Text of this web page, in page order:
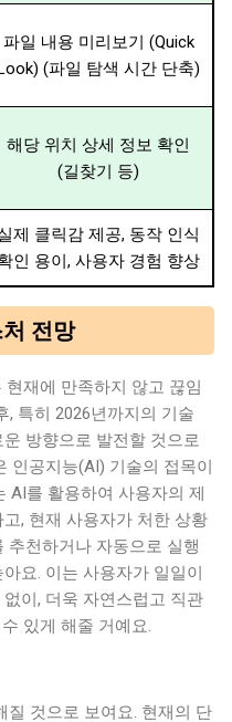
파일 내용 미리보기 (Quick
Look) (파일 탐색 시간 단축)
해당 위치 상세 정보 확인
(길찾기 등)
제 클릭감 제공, 동작 인식
인 용이, 사용자 경험 향상
전망
재에 만족하지 않고 끊임
, 특히 2026년까지의 기술
방향으로 발전할 것으로
인공지능(AI) 기술의 접목이
AI를 활용하여 사용자의 제
, 현재 사용자가 처한 상황
추천하거나 자동으로 실행
요. 이는 사용자가 일일이
이, 더욱 자연스럽고 직관
있게 해줄 거예요.
질 것으로 보여요. 현재의 단